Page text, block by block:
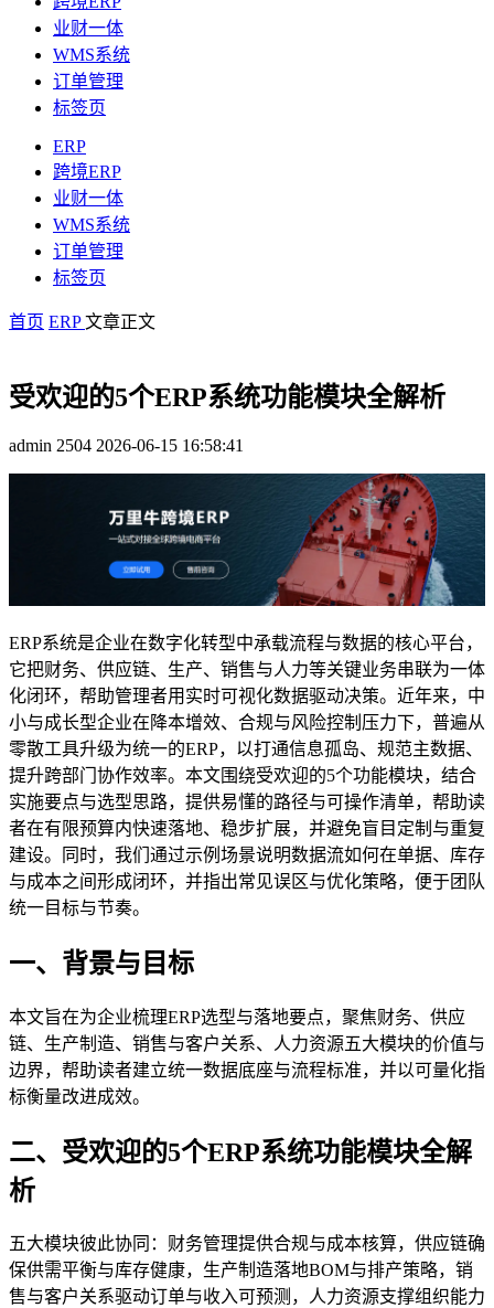
业财一体
WMS系统
订单管理
标签页
ERP
跨境ERP
业财一体
WMS系统
订单管理
标签页
首页 ERP文章正文
受欢迎的5个ERP系统功能模块全解析
admin 2504 2026-06-15 16:58:41
ERP系统是企业在数字化转型中承载流程与数据的核心平台，
它把财务、供应链、生产、销售与人力等关键业务串联为一体
化闭环，帮助管理者用实时可视化数据驱动决策。近年来，中
小与成长型企业在降本增效、合规与风险控制压力下，普遍从
零散工具升级为统一的ERP，以打通信息孤岛、规范主数据、
提升跨部门协作效率。本文围绕受欢迎的5个功能模块，结合
实施要点与选型思路，提供易懂的路径与可操作清单，帮助读
者在有限预算内快速落地、稳步扩展，并避免盲目定制与重复
建设。同时，我们通过示例场景说明数据流如何在单据、库存
与成本之间形成闭环，并指出常见误区与优化策略，便于团队
统一目标与节奏。
一、背景与目标
本文旨在为企业梳理ERP选型与落地要点，聚焦财务、供应
链、生产制造、销售与客户关系、人力资源五大模块的价值与
边界，帮助读者建立统一数据底座与流程标准，并以可量化指
标衡量改进成效。
二、受欢迎的5个ERP系统功能模块全解
析
五大模块彼此协同：财务管理提供合规与成本核算，供应链确
保供需平衡与库存健康，生产制造落地BOM与排产策略，销
售与客户关系驱动订单与收入可预测，人力资源支撑组织能力